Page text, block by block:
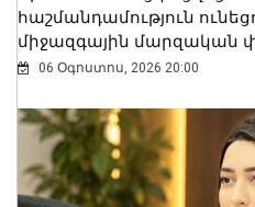
հաշմանդամություն
միջազգային մարզական
06 Օգոստոս, 2026 20:00